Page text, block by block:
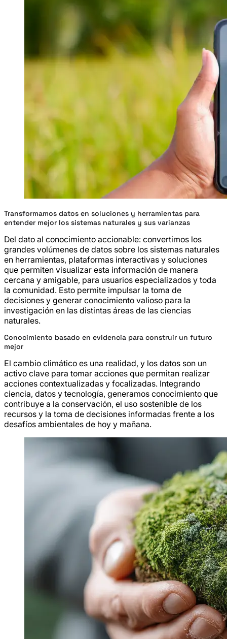
Transformamos datos en soluciones y herramientas para
entender mejor los sistemas naturales y sus varianzas
Del dato al conocimiento accionable: convertimos los
grandes volúmenes de datos sobre los sistemas naturales
en herramientas, plataformas interactivas y soluciones
que permiten visualizar esta información de manera
cercana y amigable, para usuarios especializados y toda
la comunidad. Esto permite impulsar la toma de
decisiones y generar conocimiento valioso para la
investigación en las distintas áreas de las ciencias
naturales.
Conocimiento basado en evidencia para construir un futuro
mejor
El cambio climático es una realidad, y los datos son un
activo clave para tomar acciones que permitan realizar
acciones contextualizadas y focalizadas. Integrando
ciencia, datos y tecnología, generamos conocimiento que
contribuye a la conservación, el uso sostenible de los
recursos y la toma de decisiones informadas frente a los
desafíos ambientales de hoy y mañana.